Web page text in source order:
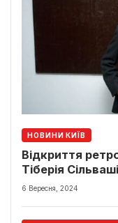
НОВИНИ КИЇВ
Відкриття
Тіберія Сільваші
6 Вересня, 2024